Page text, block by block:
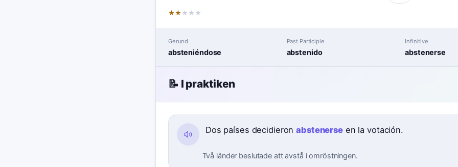
★★ ★ ★ ★
Gerund
absteniéndose
Past Participle
abstenido
Infinitive
abstenerse
📝 I praktiken
Dos países decidieronabstenerseen la votación.
Två länder beslutade att avstå i omröstningen.